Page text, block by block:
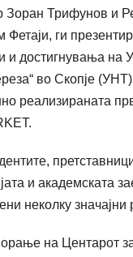
Зоран Трифунов и
Фетаји, ги
и достигнувања на
во Скопје
реализираната
и академската
неколку значајни
на Центарот